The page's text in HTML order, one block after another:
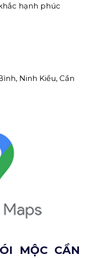
hạnh phúc
Ninh Kiều, Cần
MỘC CẦN